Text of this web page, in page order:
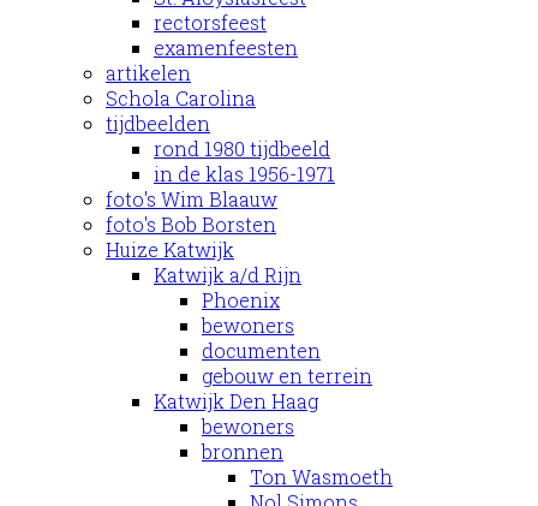
rectorsfeest
examenfeesten
artikelen
Schola Carolina
tijdbeelden
rond 1980 tijdbeeld
in de klas 1956-1971
foto's Wim Blaauw
foto's Bob Borsten
Huize Katwijk
Katwijk a/d Rijn
Phoenix
bewoners
documenten
gebouw en terrein
Katwijk Den Haag
bewoners
bronnen
Ton Wasmoeth